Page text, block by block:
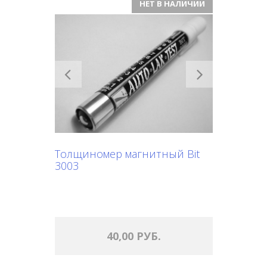
НЕТ В НАЛИЧИИ
Previous
Толщиномер магнитный Bit
3003
40,00 РУБ.